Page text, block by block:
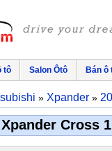
tô Salon Ôtô Bán ô
» Xpander »
Cross